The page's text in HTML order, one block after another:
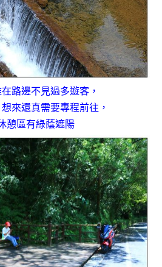
路邊不見過多遊客，
來還真需要專程前往，
憩區有綠蔭遮陽